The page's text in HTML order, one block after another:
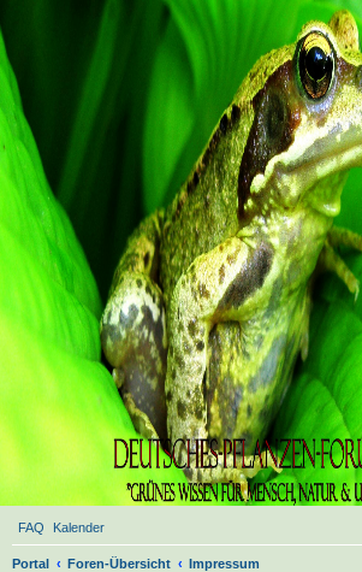
FAQ Kalender
Portal Foren-Übersicht Impressum